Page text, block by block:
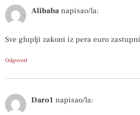
Alibaba napisao/la:
Sve gluplji zakoni iz pera euro
Odgovori
Daro1 napisao/la: